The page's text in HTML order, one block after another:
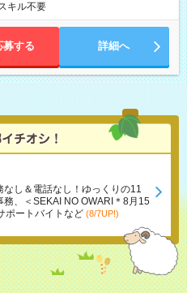
キル不要
募する 詳細へ
なし＆電話なし！ゆっくりの11
、＜SEKAI NO OWARI＊8月15
ポートバイトなど (8/7UP!)